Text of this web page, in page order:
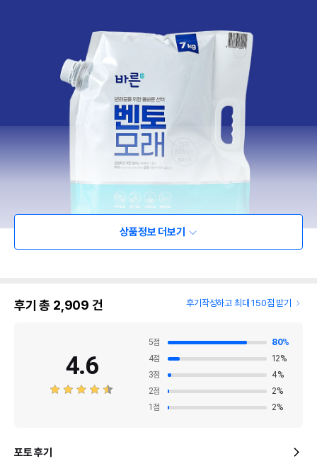
상품정보 더보기
후기 총 2,909 건 후기작성하고 최대 150점 받기
4.6
5점 80%
4점 12%
3점 4%
2점 2%
1 점 2%
포토 후기